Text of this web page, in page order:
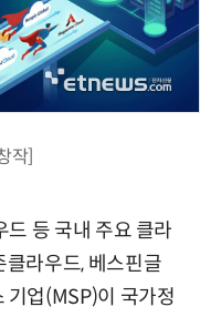
작]
드 등 국내 주요 클라
클라우드, 베스핀글
기업(MSP)이 국가정